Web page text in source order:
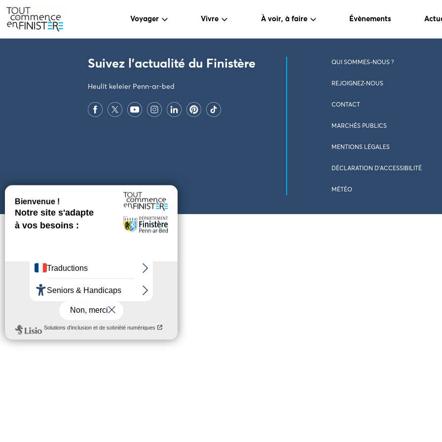
Voyager Vivre À voir, à faire Évènements
PARAMÈTRES DES COOKIES
Suivez l'actualité du Finistère
Heulit keleier Penn-ar-bed
QUI SOMMES-NOUS ?
REJOIGNEZ-NOUS
CONTACT
MARCHÉS PUBLICS
MENTIONS LÉGALES
DÉCLARATION D’ACCESSIBILITÉ
MÉTÉO